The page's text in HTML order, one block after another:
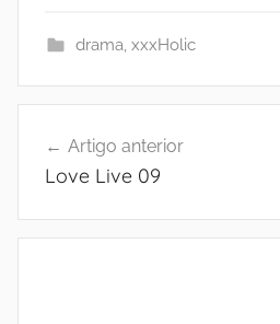
drama, xxxHolic
de
Artigo anterior
Love Live 09